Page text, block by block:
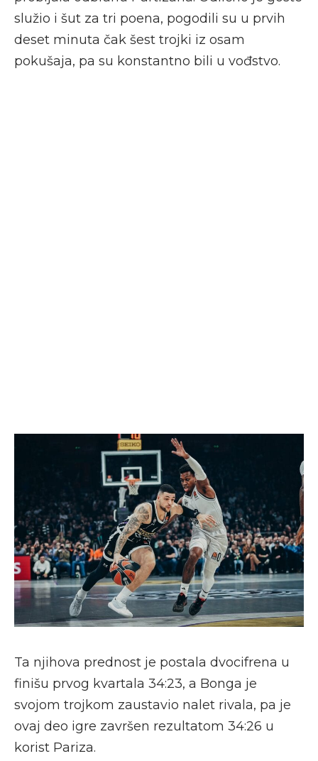
služio i šut za tri poena, pogodili su u prvih
deset minuta čak šest trojki iz osam
pokušaja, pa su konstantno bili u vođstvo.
Ta njihova prednost je postala dvocifrena u
finišu prvog kvartala 34:23, a Bonga je
svojom trojkom zaustavio nalet rivala, pa je
ovaj deo igre završen rezultatom 34:26 u
korist Pariza.